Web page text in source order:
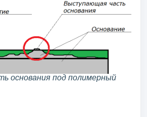
основания под полимерный